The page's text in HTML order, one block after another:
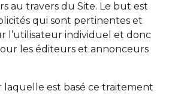
au travers du Site. Le but est
qui sont pertinentes et
l’utilisateur individuel et donc
les éditeurs et annonceurs
laquelle est basé ce traitement